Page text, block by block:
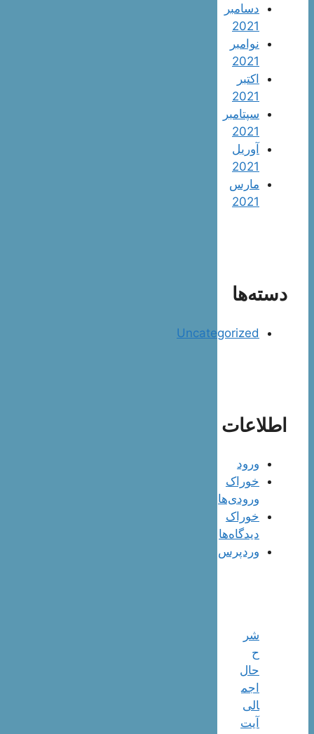
دسامبر
2021
نوامبر
2021
اکتبر
2021
سپتامبر
2021
آوریل
2021
مارس
2021
دسته‌ها
Uncategorized
اطلاعات
ورود
خوراک
ورودی‌ها
خوراک
دیدگاه‌ها
وردپرس
شر
ح
حال
اجم
الی
آیت‌